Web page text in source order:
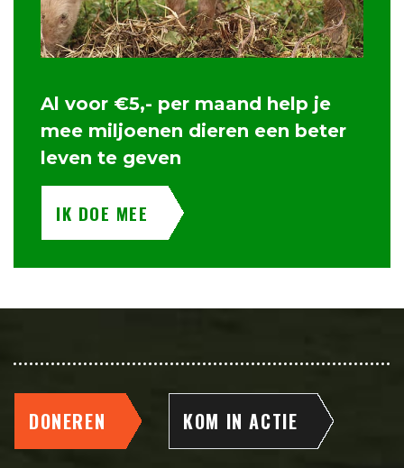
Al voor €5,- per maand help je
mee miljoenen dieren een beter
leven te geven
IK DOE MEE
DONEREN KOM IN ACTIE